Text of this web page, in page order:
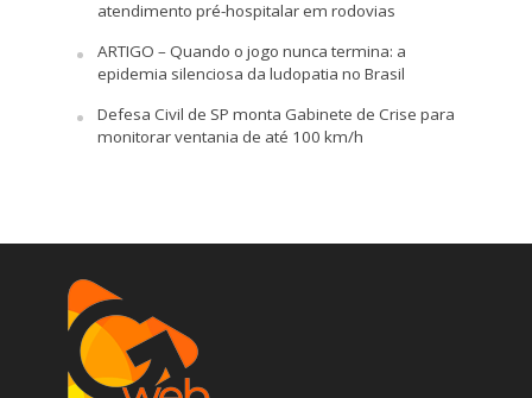
atendimento pré-hospitalar em rodovias
ARTIGO – Quando o jogo nunca termina: a
epidemia silenciosa da ludopatia no Brasil
Defesa Civil de SP monta Gabinete de Crise para
monitorar ventania de até 100 km/h